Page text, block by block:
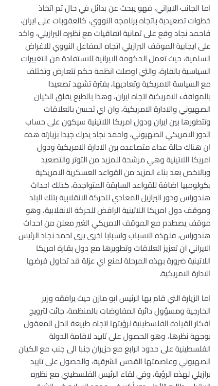
اما الجانب الايراني، فهو يبحث عن بدائل في حال تم اتخاذ
خطوات تصعيدية باتجاه برنامجه النووي، كالعقوبات على ايران،
فاحمد نجاد وقع على ثمانية اتفاقيات مع نظيره البرازيلي، واكد
على ايجابية الموقف البرازيلي اتجاه المفاعل النووي للاغراض
السلمية، حيث تعمل الحكومة الايرانية للاستفادة من التغييرات
السياسية بالقارة، والتي اوصلت انظمة حكم تتعارض وتختلف
مع السياسة الامريكية وتعاديها، بفترة تشهد تصعيدا
بالمواقف الامريكية اتجاه ايران، وهذا بالطبع يقلق الكيان
الصهيوني والادارة الامريكية، وان اي تحسن بالعلاقات
وتتطورها بين ايران ودول امريكا اللاتينية سيكون على حساب
الدور الامريكي الصهيوني، واحمد نجاد يدرك جيدا بزيارته هذه
ان هناك حالة عداء متصاعده بين الادارة الامريكية ودول
امريكا اللاتينية وهي مرشحة للمزيد من التوتر والتصعيد
وبالاخص بعد بناء المزيد من القواعد العسكرية الامريكية
بكولومبيا اضافة للقواعد السابقة المتواجدة، كذلك احداث
هندوراس ودور البرازيل المعادي للحركة الانقلابية بتلك البلد
وموقف دول امريكا اللاتينية الرافض للحركة الانقلابية، وهو
موقف يصطدم مع الموقف الامريكي الغير معلن من احداث
هندوراس، فلهذه الاسباب واسبابا اخرى يرى احمد نجاد الرئيس
الايراني ان تعزيز العلاقات وتطويرها مع دول بقارة امريكا
اللاتينية ضرورة بهذه المرحلة لمنع اي عزلة قد تحاول فرضها
الادارة الامريكية.
اما الزيارة التي قام بها الرئيس ابو مازن حيث يرافقه وزير
الخارجية ومسؤول دائرة المفاوضات بالمنظمة، جائت لترويج
افكار القيادة الفلسطينية لرؤيتها اتجاه طبيعة الحل المعقول
بوجهة نظرها، وهو الحصول على تاييد لاقامة الدولة
الفلسطينية على حدود الرابع مع حزيران جنبا الى جنب مع الكيان
الصهيوني وعاصمتها القدس الشرقية، والحصول على تاييد
برازيلي لهذه الرؤية، وفي لقاء الرئيس الفلسطيني مع نظيره